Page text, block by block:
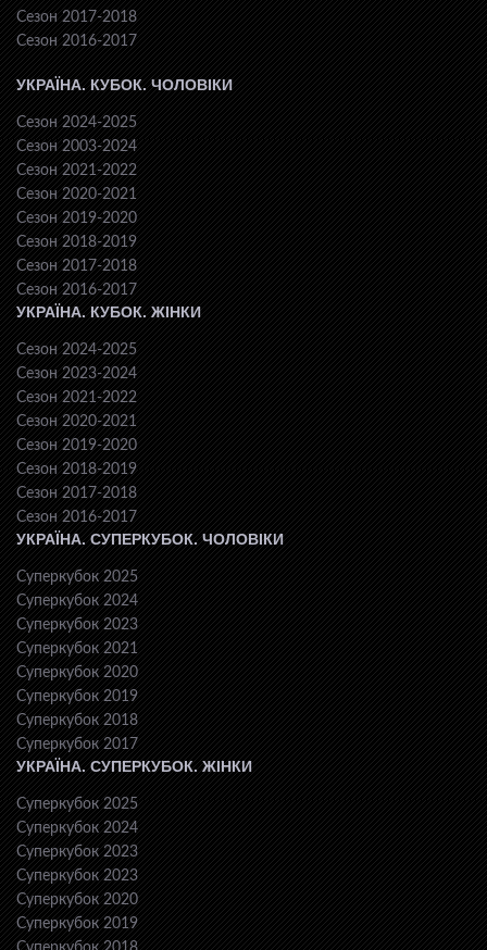
Сезон 2017-2018
Сезон 2016-2017
УКРАЇНА. КУБОК. ЧОЛОВІКИ
Сезон 2024-2025
Сезон 2003-2024
Сезон 2021-2022
Сезон 2020-2021
Сезон 2019-2020
Сезон 2018-2019
Сезон 2017-2018
Сезон 2016-2017
УКРАЇНА. КУБОК. ЖІНКИ
Сезон 2024-2025
Сезон 2023-2024
Сезон 2021-2022
Сезон 2020-2021
Сезон 2019-2020
Сезон 2018-2019
Сезон 2017-2018
Сезон 2016-2017
УКРАЇНА. СУПЕРКУБОК. ЧОЛОВІКИ
Суперкубок 2025
Суперкубок 2024
Суперкубок 2023
Суперкубок 2021
Суперкубок 2020
Суперкубок 2019
Суперкубок 2018
Суперкубок 2017
УКРАЇНА. СУПЕРКУБОК. ЖІНКИ
Суперкубок 2025
Суперкубок 2024
Суперкубок 2023
Суперкубок 2023
Суперкубок 2020
Суперкубок 2019